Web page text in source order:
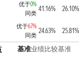
优于0%
同类
41.16% 26.10%
优于67%
同类
24.63% 25.81%
基准业绩比较基准